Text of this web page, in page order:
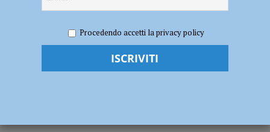
Team Pink, Arianna Giordani sul podio nella cronometro di Rodigo
VO2 Team Pink, Arianna Giordani sul
Procedendo accetti la privacy policy